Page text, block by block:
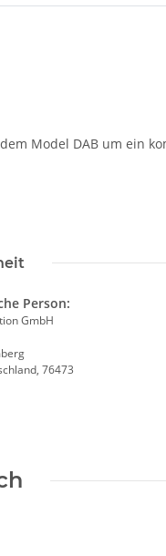
Model DAB um ein
Person:
GmbH
76473